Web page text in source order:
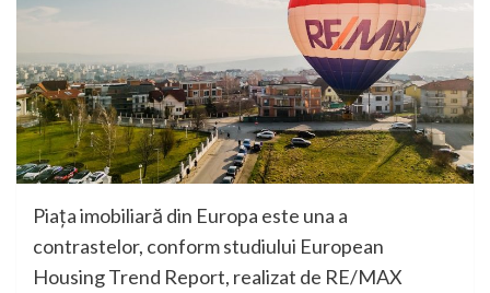
Piața imobiliară din Europa este una a
contrastelor, conform studiului European
Housing Trend Report, realizat de RE/MAX